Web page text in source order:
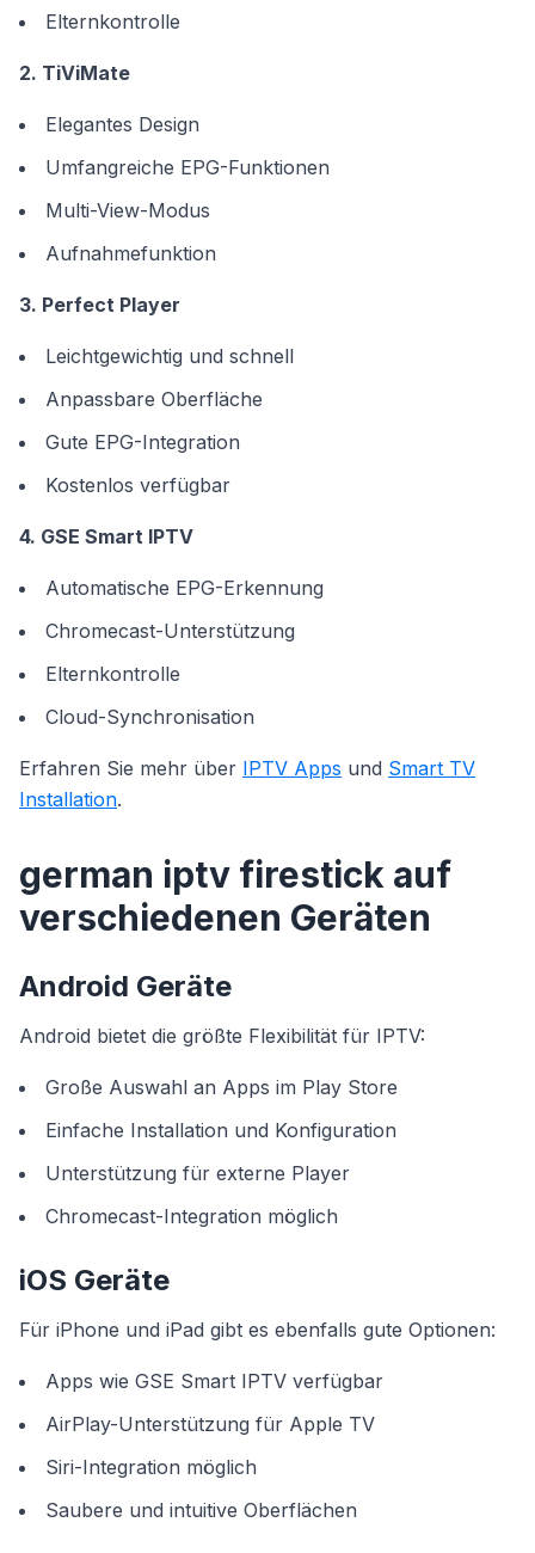
Elternkontrolle
2. TiViMate
Elegantes Design
Umfangreiche EPG-Funktionen
Multi-View-Modus
Aufnahmefunktion
3. Perfect Player
Leichtgewichtig und schnell
Anpassbare Oberfläche
Gute EPG-Integration
Kostenlos verfügbar
4. GSE Smart IPTV
Automatische EPG-Erkennung
Chromecast-Unterstützung
Elternkontrolle
Cloud-Synchronisation
Erfahren Sie mehr über IPTV Apps und Smart TV
Installation.
german iptv firestick auf
verschiedenen Geräten
Android Geräte
Android bietet die größte Flexibilität für IPTV:
Große Auswahl an Apps im Play Store
Einfache Installation und Konfiguration
Unterstützung für externe Player
Chromecast-Integration möglich
iOS Geräte
Für iPhone und iPad gibt es ebenfalls gute Optionen:
Apps wie GSE Smart IPTV verfügbar
AirPlay-Unterstützung für Apple TV
Siri-Integration möglich
Saubere und intuitive Oberflächen